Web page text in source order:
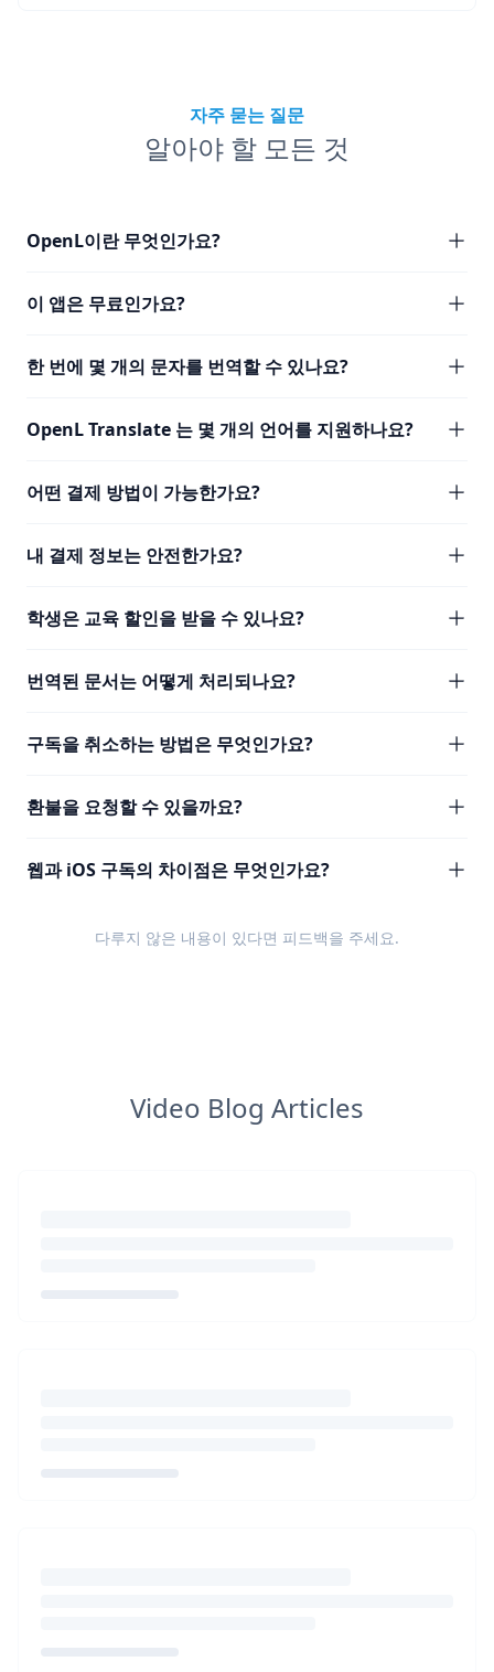
자주 묻는 질문
알아야 할 모든 것
OpenL이란 무엇인가요?
이 앱은 무료인가요?
한 번에 몇 개의 문자를 번역할 수 있나요?
OpenL Translate 는 몇 개의 언어를 지원하나요?
어떤 결제 방법이 가능한가요?
내 결제 정보는 안전한가요?
학생은 교육 할인을 받을 수 있나요?
번역된 문서는 어떻게 처리되나요?
구독을 취소하는 방법은 무엇인가요?
환불을 요청할 수 있을까요?
웹과 iOS 구독의 차이점은 무엇인가요?
다루지 않은 내용이 있다면 피드백을 주세요.
Video Blog Articles